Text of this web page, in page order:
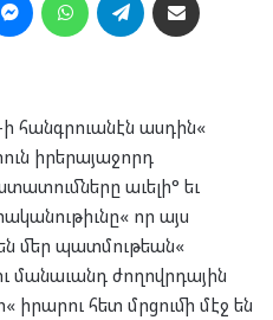
հանգրուանէն ասդին«
իրերայաջորդ
աւելի° եւ
որ այս
մեր պատմութեան«
մանաւանդ ժողովրդային
իրարու հետ մրցումի մէջ են